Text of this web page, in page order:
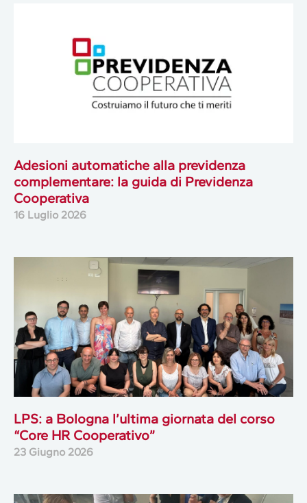
Adesioni automatiche alla previdenza
complementare: la guida di Previdenza
Cooperativa
16 Luglio 2026
LPS: a Bologna l’ultima giornata del corso
“Core HR Cooperativo”
23 Giugno 2026